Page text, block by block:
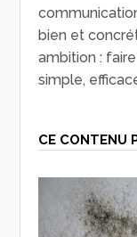
bien et
ambition :
simple,
CE CONTENU